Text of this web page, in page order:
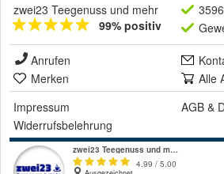
zwei23 Teegenuss und mehr
99% positiv
Anrufen
Merken
Alle
Impressum
AGB &
Widerrufsbelehrung